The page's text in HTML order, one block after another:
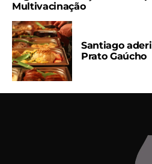
Multivacinação
Santiago
Prato Gaúcho